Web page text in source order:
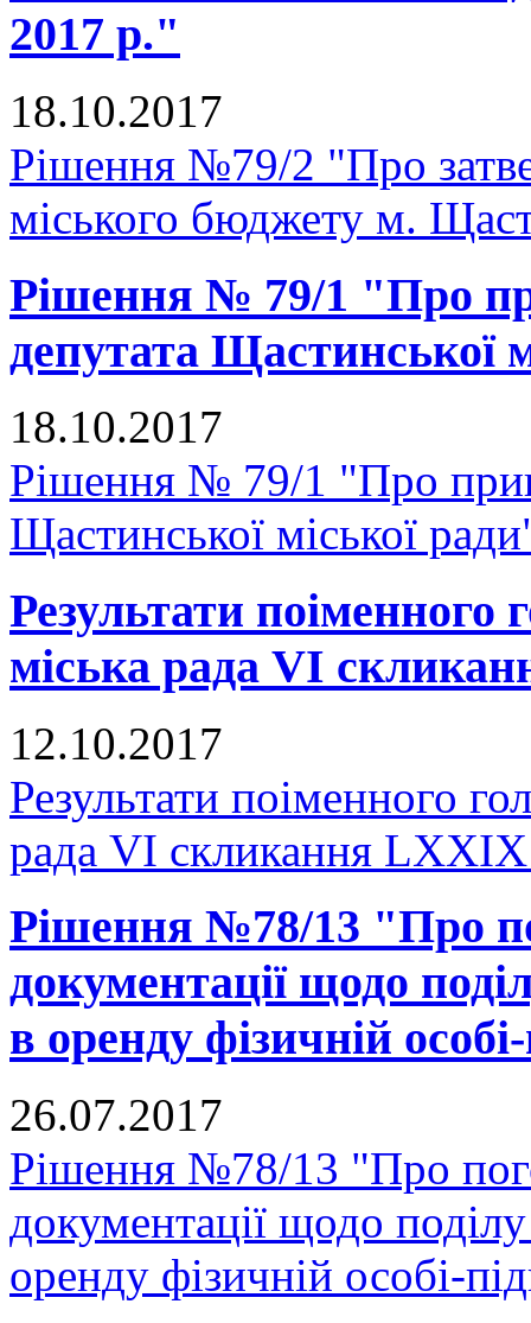
2017 р."
18.10.2017
Рішення №79/2 "Про
міського бюджету м.
Рішення № 79/1 "Про
депутата Щастинської
18.10.2017
Рішення № 79/1 "Про
Щастинської міської
Результати
міська рада VI
12.10.2017
Результати поіменного
рада VI скликання LXXIX
Рішення №78/13 "Про
документації щодо
в оренду фізичній
26.07.2017
Рішення №78/13 "Про
документації щодо
оренду фізичній особі-